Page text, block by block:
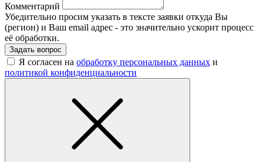
Комментарий
Убедительно просим указать в тексте заявки откуда Вы
(регион) и Ваш email адрес - это значительно ускорит процесс
её обработки.
Задать вопрос
Я согласен на обработку персональных данных и
политикой конфиденциальности